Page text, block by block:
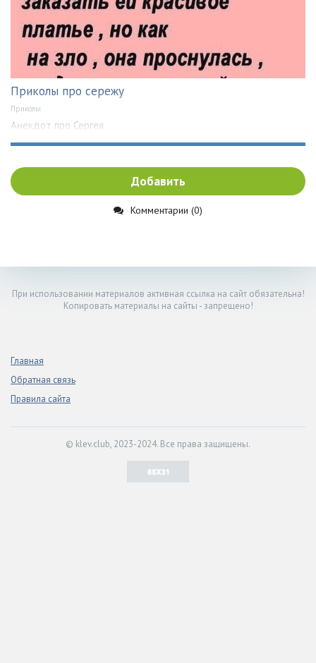
Приколы про сережу
Приколы
Анекдот про Сергея
Добавить
Комментарии (0)
При использовании материалов активная ссылка на сайт обязательна!
Копировать материалы на сайты - запрещено!
Главная
Обратная связь
Правила сайта
© klev.club, 2023-2024. Все права защищены.